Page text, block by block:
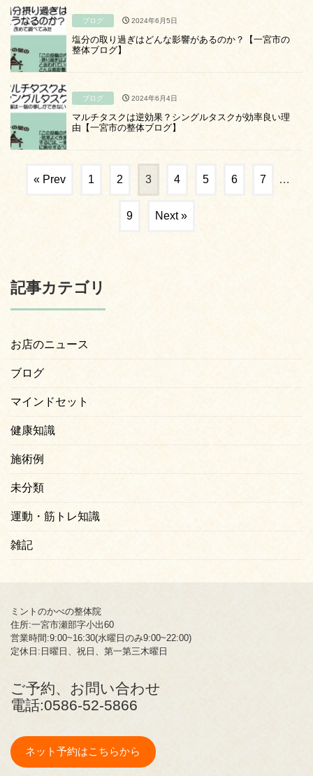
ブログ 2024年6月5日
塩分の取り過ぎはどんな影響があるのか？【一宮市の
整体ブログ】
ブログ 2024年6月4日
マルチタスクは逆効果？シングルタスクが効率良い理
由【一宮市の整体ブログ】
« Prev 1 2 3 4 5 6 7 …
9 Next »
記事カテゴリ
お店のニュース
ブログ
マインドセット
健康知識
施術例
未分類
運動・筋トレ知識
雑記
ミントのかべの整体院
住所:一宮市瀬部字小出60
営業時間:9:00~16:30(水曜日のみ9:00~22:00)
定休日:日曜日、祝日、第一第三木曜日
ご予約、お問い合わせ
電話:0586-52-5866
ネット予約はこちらから